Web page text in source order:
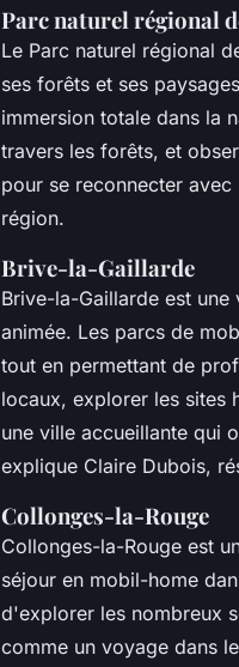
Parc naturel régional
Le Parc naturel régional
ses forêts et ses
immersion totale dans la
travers les forêts, et
pour se reconnecter avec
région.
Brive-la-Gaillarde
Brive-la-Gaillarde est
animée. Les parcs de
tout en permettant de
locaux, explorer les sites
une ville accueillante qui
explique Claire Dubois,
Collonges-la-Rouge
Collonges-la-Rouge est
séjour en mobil-home
d'explorer les nombreux
comme un voyage dans